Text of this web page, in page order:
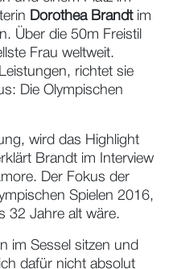
Dorothea Brandtim
Über die 50m Freistil
Frau weltweit.
richtet sie
Die Olympischen
wird das Highlight
Brandt im Interview
Der Fokus der
Spielen 2016,
32 Jahre alt wäre.
im Sessel sitzen und
dafür nicht absolut